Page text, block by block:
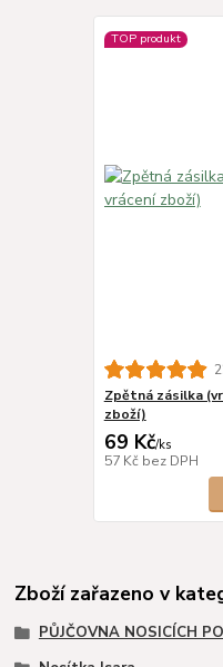
TOP produkt
Zpětná zásilka
zboží)
69 Kč/ks
57 Kč bez DPH
Zboží zařazeno v
PŮJČOVNA NOSICÍCH